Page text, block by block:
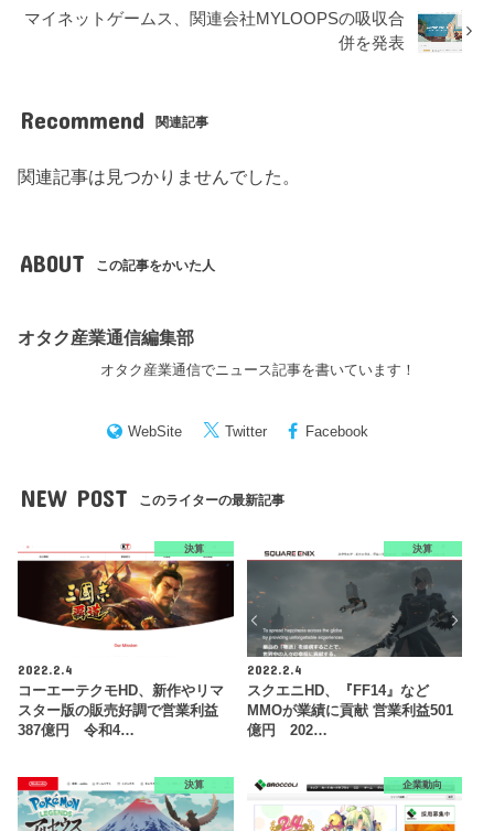
マイネットゲームス、関連会社MYLOOPSの吸収合
併を発表
Recommend 関連記事
関連記事は見つかりませんでした。
ABOUT この記事をかいた人
オタク産業通信編集部
オタク産業通信でニュース記事を書いています！
WebSite Twitter Facebook
NEW POST このライターの最新記事
決算
2022.2.4
コーエーテクモHD、新作やリマ
スター版の販売好調で営業利益
387億円 令和4…
決算
2022.2.4
スクエニHD、『FF14』など
MMOが業績に貢献 営業利益501
億円 202…
決算 企業動向